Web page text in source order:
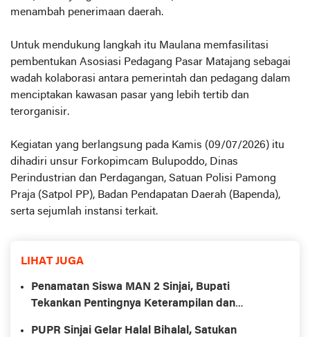
menambah penerimaan daerah.
Untuk mendukung langkah itu Maulana memfasilitasi
pembentukan Asosiasi Pedagang Pasar Matajang sebagai
wadah kolaborasi antara pemerintah dan pedagang dalam
menciptakan kawasan pasar yang lebih tertib dan
terorganisir.
Kegiatan yang berlangsung pada Kamis (09/07/2026) itu
dihadiri unsur Forkopimcam Bulupoddo, Dinas
Perindustrian dan Perdagangan, Satuan Polisi Pamong
Praja (Satpol PP), Badan Pendapatan Daerah (Bapenda),
serta sejumlah instansi terkait.
LIHAT JUGA
Penamatan Siswa MAN 2 Sinjai, Bupati
Tekankan Pentingnya Keterampilan dan
PUPR Sinjai Gelar Halal Bihalal, Satukan